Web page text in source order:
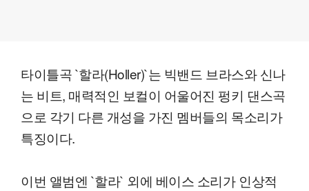
타이틀곡 `할라(Holler)`는 빅밴드 브라스와 신나
는 비트, 매력적인 보컬이 어울어진 펑키 댄스곡
으로 각기 다른 개성을 가진 멤버들의 목소리가
특징이다.
이번 앨범엔 `할라` 외에 베이스 소리가 인상적